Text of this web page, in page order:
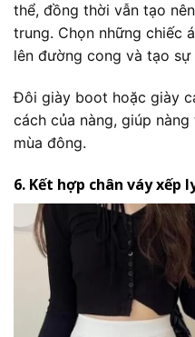
thể, đồng thời vẫn tạo
trung. Chọn những chiếc
lên đường cong và tạo sự
Đôi giày boot hoặc giày
cách của nàng, giúp
mùa đông.
6. Kết hợp chân váy xếp